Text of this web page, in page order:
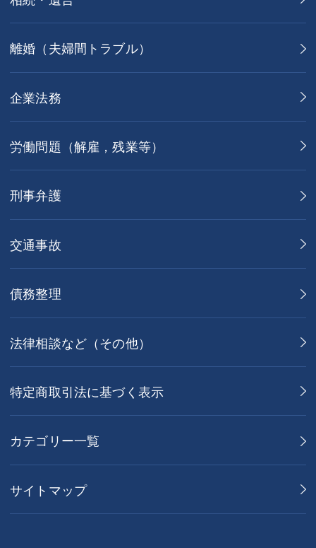
離婚（夫婦間トラブル）
企業法務
労働問題（解雇，残業等）
刑事弁護
交通事故
債務整理
法律相談など（その他）
特定商取引法に基づく表示
カテゴリー一覧
サイトマップ